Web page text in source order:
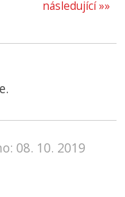
následující »»
08. 10. 2019